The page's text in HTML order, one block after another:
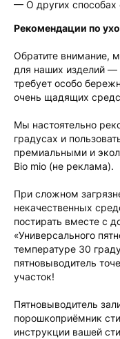
— О других способах
Рекомендации по
Обратите внимание,
для наших изделий —
требует особо
очень щадящих
Мы настоятельно
градусах и
премиальными и
Bio mio (не реклама).
При сложном
некачественных
постирать вместе с
«Универсального
температуре 30
пятновыводитель
участок!
Пятновыводитель
порошкоприёмник
инструкции вашей